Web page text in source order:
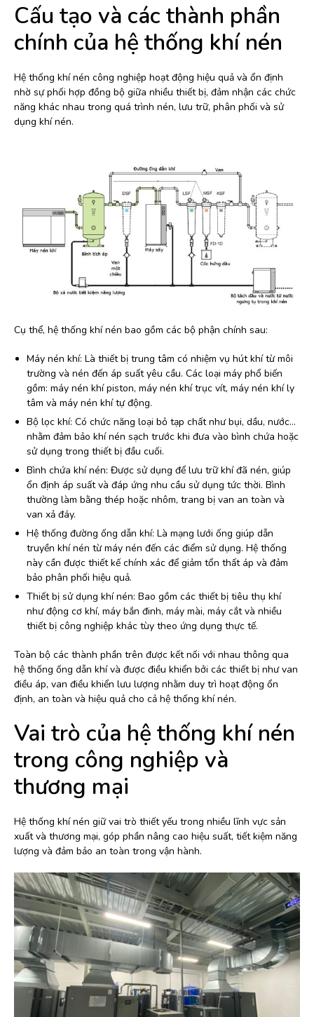
Cấu tạo và các thành phần
chính của hệ thống khí nén
Hệ thống khí nén công nghiệp hoạt động hiệu quả và ổn định
nhờ sự phối hợp đồng bộ giữa nhiều thiết bị, đảm nhận các chức
năng khác nhau trong quá trình nén, lưu trữ, phân phối và sử
dụng khí nén.
Cụ thể, hệ thống khí nén bao gồm các bộ phận chính sau:
Máy nén khí: Là thiết bị trung tâm có nhiệm vụ hút khí từ môi
trường và nén đến áp suất yêu cầu. Các loại máy phổ biến
gồm: máy nén khí piston, máy nén khí trục vít, máy nén khí ly
tâm và máy nén khí tự động.
Bộ lọc khí: Có chức năng loại bỏ tạp chất như bụi, dầu, nước…
nhằm đảm bảo khí nén sạch trước khi đưa vào bình chứa hoặc
sử dụng trong thiết bị đầu cuối.
Bình chứa khí nén: Được sử dụng để lưu trữ khí đã nén, giúp
ổn định áp suất và đáp ứng nhu cầu sử dụng tức thời. Bình
thường làm bằng thép hoặc nhôm, trang bị van an toàn và
van xả đáy.
Hệ thống đường ống dẫn khí: Là mạng lưới ống giúp dẫn
truyền khí nén từ máy nén đến các điểm sử dụng. Hệ thống
này cần được thiết kế chính xác để giảm tổn thất áp và đảm
bảo phân phối hiệu quả.
Thiết bị sử dụng khí nén: Bao gồm các thiết bị tiêu thụ khí
như động cơ khí, máy bắn đinh, máy mài, máy cắt và nhiều
thiết bị công nghiệp khác tùy theo ứng dụng thực tế.
Toàn bộ các thành phần trên được kết nối với nhau thông qua
hệ thống ống dẫn khí và được điều khiển bởi các thiết bị như van
điều áp, van điều khiển lưu lượng nhằm duy trì hoạt động ổn
định, an toàn và hiệu quả cho cả hệ thống khí nén.
Vai trò của hệ thống khí nén
trong công nghiệp và
thương mại
Hệ thống khí nén giữ vai trò thiết yếu trong nhiều lĩnh vực sản
xuất và thương mại, góp phần nâng cao hiệu suất, tiết kiệm năng
lượng và đảm bảo an toàn trong vận hành.